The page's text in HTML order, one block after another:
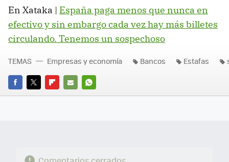
En Xataka | España paga menos que nunca en
efectivo y sin embargo cada vez hay más billetes
circulando. Tenemos un sospechoso
FACEBOOK
TWITTERFLIPBOARD
E-
WHATSAPP
TEMAS Empresas y economía Bancos Estafas